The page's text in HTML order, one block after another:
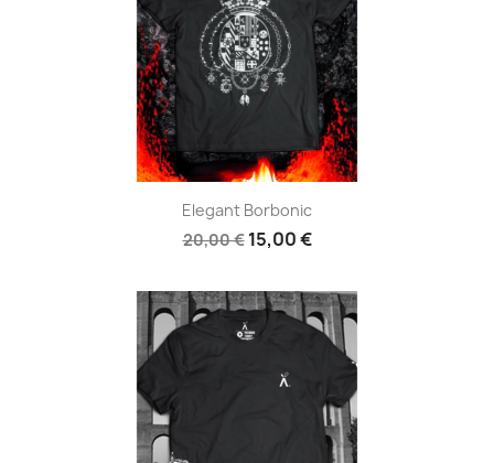
Elegant Borbonic
20,00 € 15,00 €